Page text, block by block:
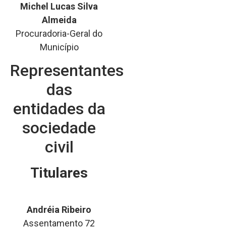
Michel Lucas Silva
Almeida
Procuradoria-Geral do
Município
Representantes
das
entidades da
sociedade
civil
Titulares
Andréia Ribeiro
Assentamento 72